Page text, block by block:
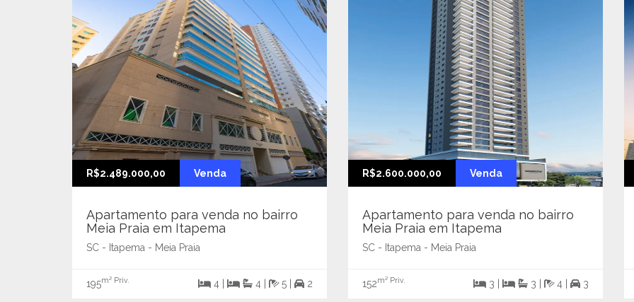
R$2.489.000,00 Venda
Apartamento para venda no bairro
Meia Praia em Itapema
SC - Itapema - Meia Praia
195m² Priv. 4 | 4 | 5 | 2
R$2.600.000,00 Venda
Apartamento para venda no bairro
Meia Praia em Itapema
SC - Itapema - Meia Praia
152m² Priv. 3 | 3 | 4 | 3